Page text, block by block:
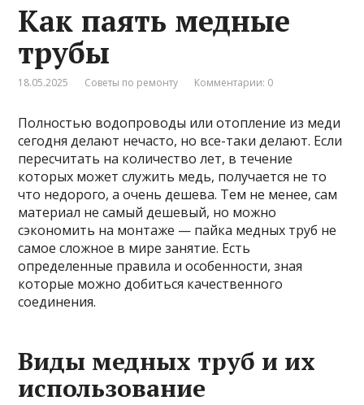
Как паять медные
трубы
18.05.2025 Советы по ремонту Комментарии: 0
Полностью водопроводы или отопление из меди
сегодня делают нечасто, но все-таки делают. Если
пересчитать на количество лет, в течение
которых может служить медь, получается не то
что недорого, а очень дешева. Тем не менее, сам
материал не самый дешевый, но можно
сэкономить на монтаже — пайка медных труб не
самое сложное в мире занятие. Есть
определенные правила и особенности, зная
которые можно добиться качественного
соединения.
Виды медных труб и их
использование